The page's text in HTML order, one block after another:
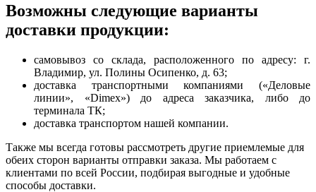
Возможны следующие варианты
доставки продукции:
самовывоз со склада, расположенного по адресу: г.
Владимир, ул. Полины Осипенко, д. 63;
доставка транспортными компаниями («Деловые
линии», «Dimex») до адреса заказчика, либо до
терминала ТК;
доставка транспортом нашей компании.
Также мы всегда готовы рассмотреть другие приемлемые для
обеих сторон варианты отправки заказа. Мы работаем с
клиентами по всей России, подбирая выгодные и удобные
способы доставки.